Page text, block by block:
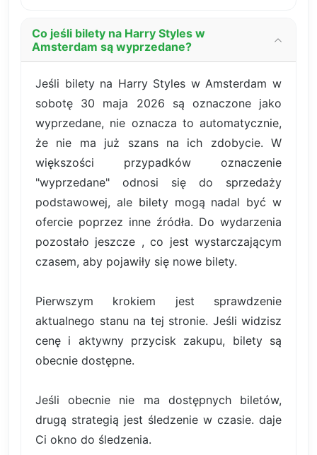
Co jeśli bilety na Harry Styles w
Amsterdam są wyprzedane?
Jeśli bilety na Harry Styles w Amsterdam w
sobotę 30 maja 2026 są oznaczone jako
wyprzedane, nie oznacza to automatycznie,
że nie ma już szans na ich zdobycie. W
większości przypadków oznaczenie
"wyprzedane" odnosi się do sprzedaży
podstawowej, ale bilety mogą nadal być w
ofercie poprzez inne źródła. Do wydarzenia
pozostało jeszcze , co jest wystarczającym
czasem, aby pojawiły się nowe bilety.
Pierwszym krokiem jest sprawdzenie
aktualnego stanu na tej stronie. Jeśli widzisz
cenę i aktywny przycisk zakupu, bilety są
obecnie dostępne.
Jeśli obecnie nie ma dostępnych biletów,
drugą strategią jest śledzenie w czasie. daje
Ci okno do śledzenia.